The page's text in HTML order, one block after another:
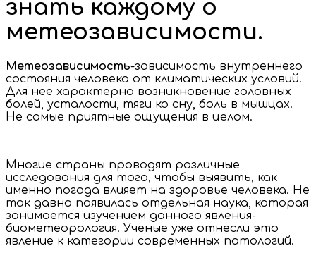
знать каждому о
метеозависимости.
Метеозависимость-зависимость внутреннего
состояния человека от климатических условий.
Для нее характерно возникновение головных
болей, усталости, тяги ко сну, боль в мышцах.
Не самые приятные ощущения в целом.
Многие страны проводят различные
исследования для того, чтобы выявить, как
именно погода влияет на здоровье человека. Не
так давно появилась отдельная наука, которая
занимается изучением данного явления-
биометеорология. Ученые уже отнесли это
явление к категории современных патологий.